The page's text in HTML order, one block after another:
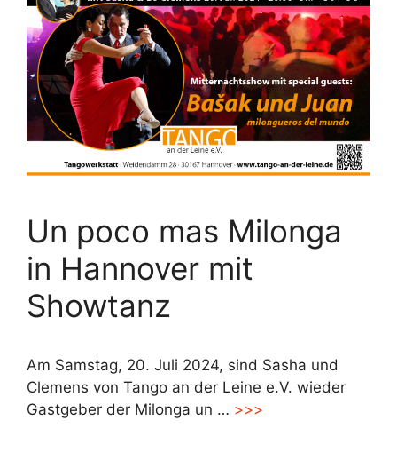
Un poco mas Milonga
in Hannover mit
Showtanz
Am Samstag, 20. Juli 2024, sind Sasha und
Clemens von Tango an der Leine e.V. wieder
Gastgeber der Milonga un … >>>